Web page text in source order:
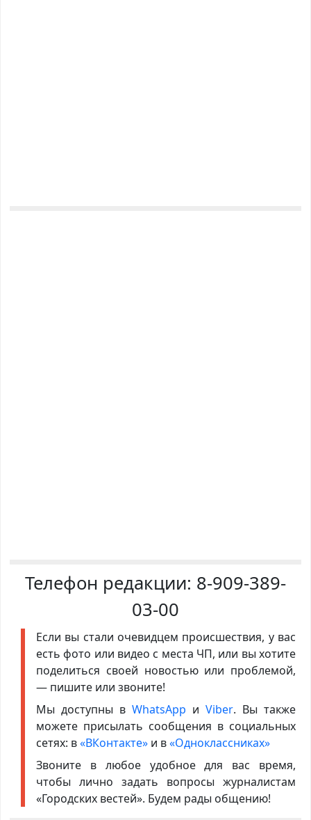
Телефон редакции: 8-909-389-
03-00
Если вы стали очевидцем происшествия, у вас
есть фото или видео с места ЧП, или вы хотите
поделиться своей новостью или проблемой,
— пишите или звоните!
Мы доступны в WhatsApp иViber. Вы также
можете присылать сообщения в социальных
сетях: в«ВКонтакте»и в«Одноклассниках»
Звоните в любое удобное для вас время,
чтобы лично задать вопросы журналистам
«Городских вестей». Будем рады общению!